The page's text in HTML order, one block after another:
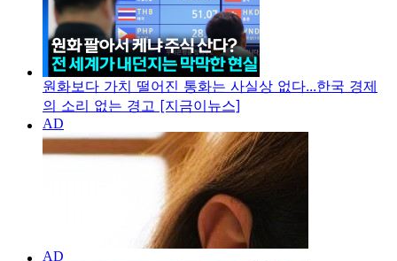
원화보다 가치 떨어진 통화는 사실상 없다...한국 경제
의 소리 없는 경고 [지금이뉴스]